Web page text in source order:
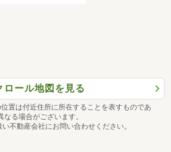
ロール地図を見る
置は付近住所に所在することを表すものであ
る場合がございます。
不動産会社にお問い合わせください。